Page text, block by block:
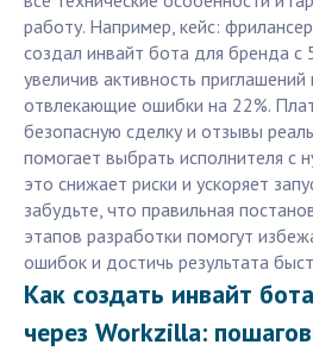
работу. Например, кейс:
создал инвайт бота для бренда с
увеличив активность приглашений
отвлекающие ошибки на 22%.
безопасную сделку и отзывы
помогает выбрать исполнителя с
это снижает риски и ускоряет
забудьте, что правильная
этапов разработки помогут
ошибок и достичь результата
Как создать инвайт
через Workzilla: